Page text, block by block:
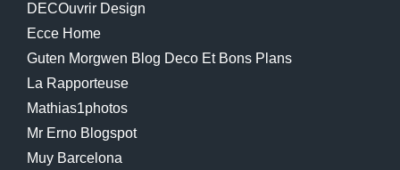
DECOuvrir Design
Ecce Home
Guten Morgwen Blog Deco Et Bons Plans
La Rapporteuse
Mathias1photos
Mr Erno Blogspot
Muy Barcelona